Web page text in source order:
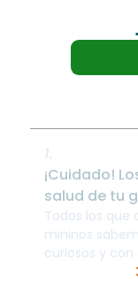
1.
¡Cuidado!
salud de tu
Todos los
mininos
curiosos y
peculiares.